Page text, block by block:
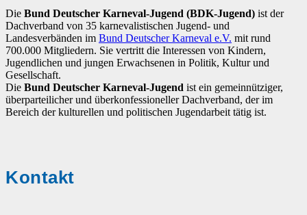
Die Bund Deutscher Karneval-Jugend (BDK-Jugend) ist der
Dachverband von 35 karnevalistischen Jugend- und
Landesverbänden im Bund Deutscher Karneval e.V. mit rund
700.000 Mitgliedern. Sie vertritt die Interessen von Kindern,
Jugendlichen und jungen Erwachsenen in Politik, Kultur und
Gesellschaft.
Die Bund Deutscher Karneval-Jugend ist ein gemeinnütziger,
überparteilicher und überkonfessioneller Dachverband, der im
Bereich der kulturellen und politischen Jugendarbeit tätig ist.
Kontakt